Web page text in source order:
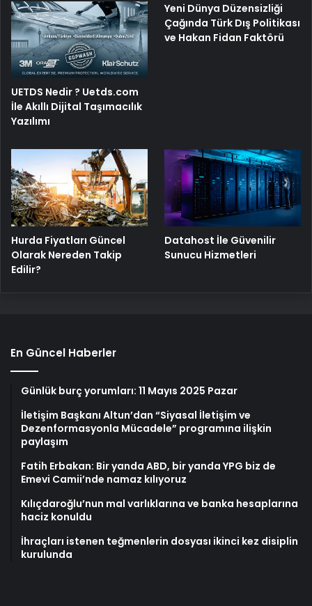
UETDS Nedir ? Uetds.com
İle Akıllı Dijital Taşımacılık
Yazılımı
Yeni Dünya Düzensizliği
Çağında Türk Dış Politikası
ve Hakan Fidan Faktörü
Hurda Fiyatları Güncel
Olarak Nereden Takip
Edilir?
Datahost İle Güvenilir
Sunucu Hizmetleri
En Güncel Haberler
Günlük burç yorumları: 11 Mayıs 2025 Pazar
İletişim Başkanı Altun’dan “Siyasal İletişim ve
Dezenformasyonla Mücadele” programına ilişkin
paylaşım
Fatih Erbakan: Bir yanda ABD, bir yanda YPG biz de
Emevi Camii’nde namaz kılıyoruz
Kılıçdaroğlu’nun mal varlıklarına ve banka hesaplarına
haciz konuldu
İhraçları istenen teğmenlerin dosyası ikinci kez disiplin
kurulunda